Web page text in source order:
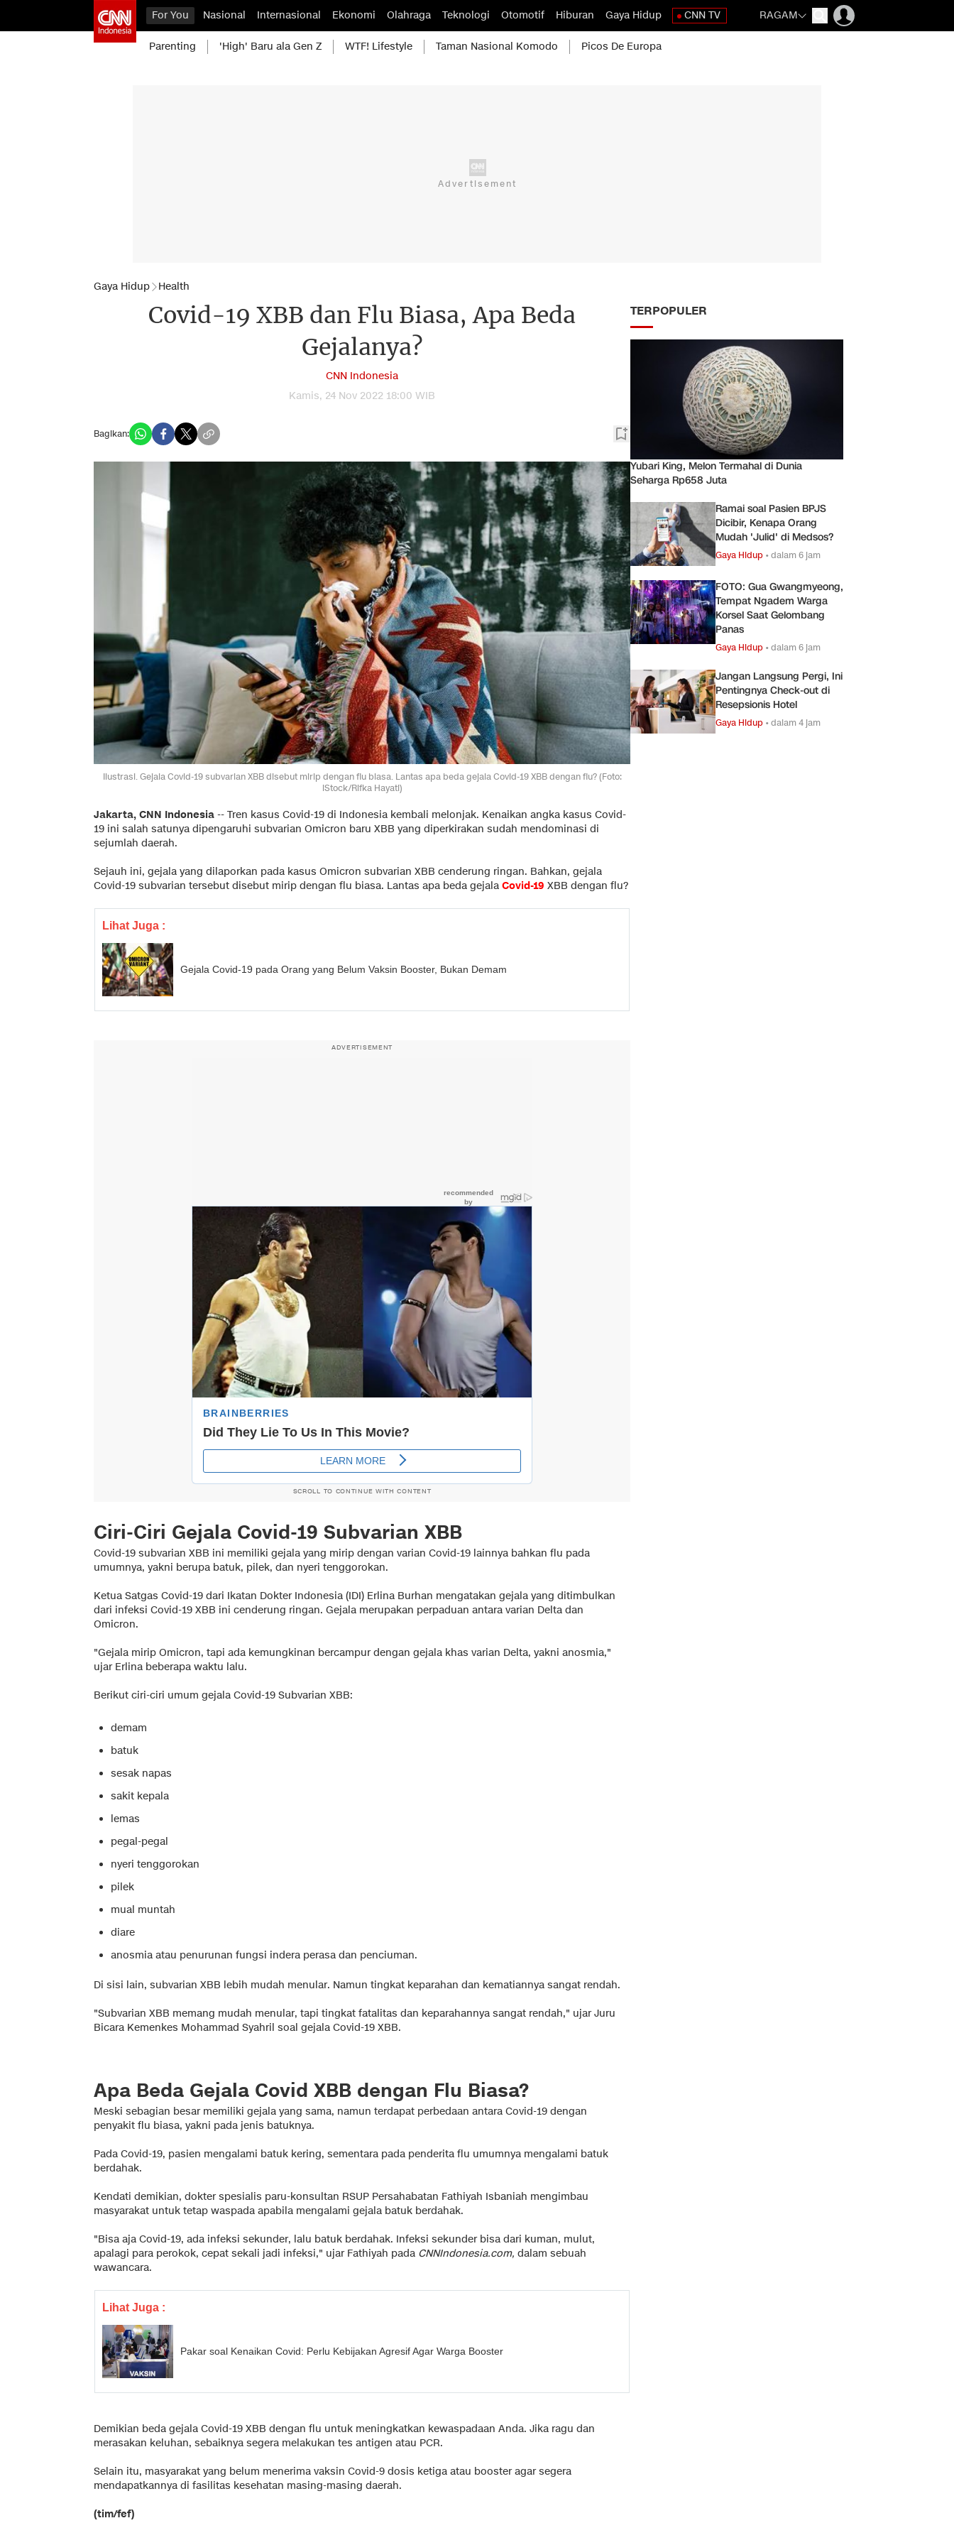
For You Nasional Internasional Ekonomi Olahraga Teknologi Otomotif Hiburan Gaya Hidup CNN TV RAGAM
Parenting 'High' Baru ala Gen Z WTF! Lifestyle Taman Nasional Komodo Picos De Europa
Gaya Hidup Health
Covid-19 XBB dan Flu Biasa, Apa Beda
Gejalanya?
CNN Indonesia
Kamis, 24 Nov 2022 18:00 WIB
Bagikan:
Ilustrasi. Gejala Covid-19 subvarian XBB disebut mirip dengan flu biasa. Lantas apa beda gejala Covid-19 XBB dengan flu? (Foto:
iStock/Rifka Hayati)
Jakarta, CNN Indonesia -- Tren kasus Covid-19 di Indonesia kembali melonjak. Kenaikan angka kasus Covid-
19 ini salah satunya dipengaruhi subvarian Omicron baru XBB yang diperkirakan sudah mendominasi di
sejumlah daerah.
Sejauh ini, gejala yang dilaporkan pada kasus Omicron subvarian XBB cenderung ringan. Bahkan, gejala
Covid-19 subvarian tersebut disebut mirip dengan flu biasa. Lantas apa beda gejala Covid-19 XBB dengan flu?
Lihat Juga :
Gejala Covid-19 pada Orang yang Belum Vaksin Booster, Bukan Demam
ADVERTISEMENT
SCROLL TO CONTINUE WITH CONTENT
Ciri-Ciri Gejala Covid-19 Subvarian XBB
Covid-19 subvarian XBB ini memiliki gejala yang mirip dengan varian Covid-19 lainnya bahkan flu pada
umumnya, yakni berupa batuk, pilek, dan nyeri tenggorokan.
Ketua Satgas Covid-19 dari Ikatan Dokter Indonesia (IDI) Erlina Burhan mengatakan gejala yang ditimbulkan
dari infeksi Covid-19 XBB ini cenderung ringan. Gejala merupakan perpaduan antara varian Delta dan
Omicron.
"Gejala mirip Omicron, tapi ada kemungkinan bercampur dengan gejala khas varian Delta, yakni anosmia,"
ujar Erlina beberapa waktu lalu.
Berikut ciri-ciri umum gejala Covid-19 Subvarian XBB:
demam
batuk
sesak napas
sakit kepala
lemas
pegal-pegal
nyeri tenggorokan
pilek
mual muntah
diare
anosmia atau penurunan fungsi indera perasa dan penciuman.
Di sisi lain, subvarian XBB lebih mudah menular. Namun tingkat keparahan dan kematiannya sangat rendah.
"Subvarian XBB memang mudah menular, tapi tingkat fatalitas dan keparahannya sangat rendah," ujar Juru
Bicara Kemenkes Mohammad Syahril soal gejala Covid-19 XBB.
Apa Beda Gejala Covid XBB dengan Flu Biasa?
Meski sebagian besar memiliki gejala yang sama, namun terdapat perbedaan antara Covid-19 dengan
penyakit flu biasa, yakni pada jenis batuknya.
Pada Covid-19, pasien mengalami batuk kering, sementara pada penderita flu umumnya mengalami batuk
berdahak.
Kendati demikian, dokter spesialis paru-konsultan RSUP Persahabatan Fathiyah Isbaniah mengimbau
masyarakat untuk tetap waspada apabila mengalami gejala batuk berdahak.
"Bisa aja Covid-19, ada infeksi sekunder, lalu batuk berdahak. Infeksi sekunder bisa dari kuman, mulut,
apalagi para perokok, cepat sekali jadi infeksi," ujar Fathiyah pada CNNIndonesia.com, dalam sebuah
wawancara.
Lihat Juga :
Pakar soal Kenaikan Covid: Perlu Kebijakan Agresif Agar Warga Booster
Demikian beda gejala Covid-19 XBB dengan flu untuk meningkatkan kewaspadaan Anda. Jika ragu dan
merasakan keluhan, sebaiknya segera melakukan tes antigen atau PCR.
Selain itu, masyarakat yang belum menerima vaksin Covid-9 dosis ketiga atau booster agar segera
mendapatkannya di fasilitas kesehatan masing-masing daerah.
(tim/fef)
TERPOPULER
Yubari King, Melon Termahal di Dunia
Seharga Rp658 Juta
Ramai soal Pasien BPJS
Dicibir, Kenapa Orang
Mudah 'Julid' di Medsos?
Gaya Hidup •dalam 6 jam
FOTO: Gua Gwangmyeong,
Tempat Ngadem Warga
Korsel Saat Gelombang
Panas
Gaya Hidup •dalam 6 jam
Jangan Langsung Pergi, Ini
Pentingnya Check-out di
Resepsionis Hotel
Gaya Hidup •dalam 4 jam